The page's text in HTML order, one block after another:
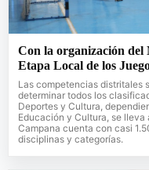
Con la organización del
Etapa Local de los
Las competencias distritales
determinar todos los
Deportes y Cultura,
Educación y Cultura, se
Campana cuenta con casi
disciplinas y categorías.